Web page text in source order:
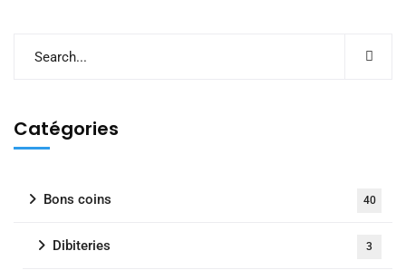
Catégories
Bons coins 40
Dibiteries 3